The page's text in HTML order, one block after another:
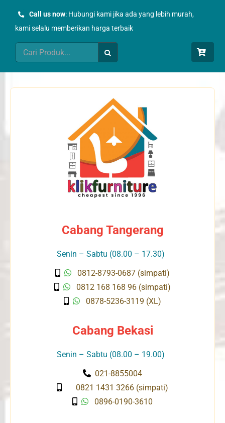
Call us now: Hubungi kami jika ada yang lebih murah,
kami selalu memberikan harga terbaik
Search
for:
Cabang Tangerang
Senin – Sabtu (08.00 – 17.30)
0812-8793-0687 (simpati)
0812 168 168 96 (simpati)
0878-5236-3119 (XL)
Cabang Bekasi
Senin – Sabtu (08.00 – 19.00)
021-8855004
0821 1431 3266 (simpati)
0896-0190-3610